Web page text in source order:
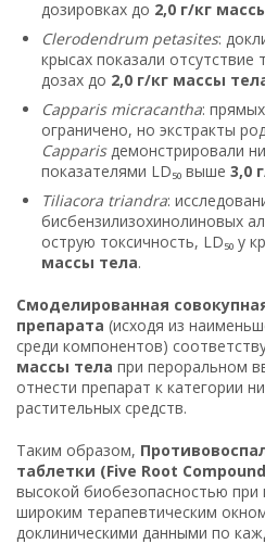
дозировках до 2,0 г/кг
Clerodendrum petasites:
крысах показали отсутствие
дозах до 2,0 г/кг массы
Capparis micracantha:
ограничено, но экстракты
Capparisдемонстрировали
показателями LD₅₀ выше 3,0
Tiliacora triandra:
бисбензилизохинолиновых
острую токсичность, LD₅₀ у
массы тела.
Смоделированная
препарата (исходя из
среди компонентов)
массы тела при пероральном
отнести препарат к категории
растительных средств.
Таким образом,
таблетки (Five Root
высокой биобезопасностью
широким терапевтическим
доклиническими данными по